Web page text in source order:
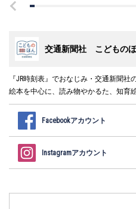
交通新聞社 こどもの
『JR時刻表』でおなじみ・交通新聞
絵本を中心に、読み物やかるた、知育
Facebookアカウント
Instagramアカウント